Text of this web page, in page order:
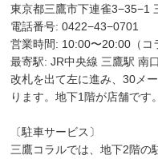
東京都三鷹市下連雀3−35−1
電話番号: 0422−43−0701
営業時間: 10:00〜20:00（コ
最寄駅: JR中央線 三鷹駅 南
改札を出て左に進み、30メ
ります。地下1階が店舗です。
〔駐車サービス〕
三鷹コラルでは、地下2階の